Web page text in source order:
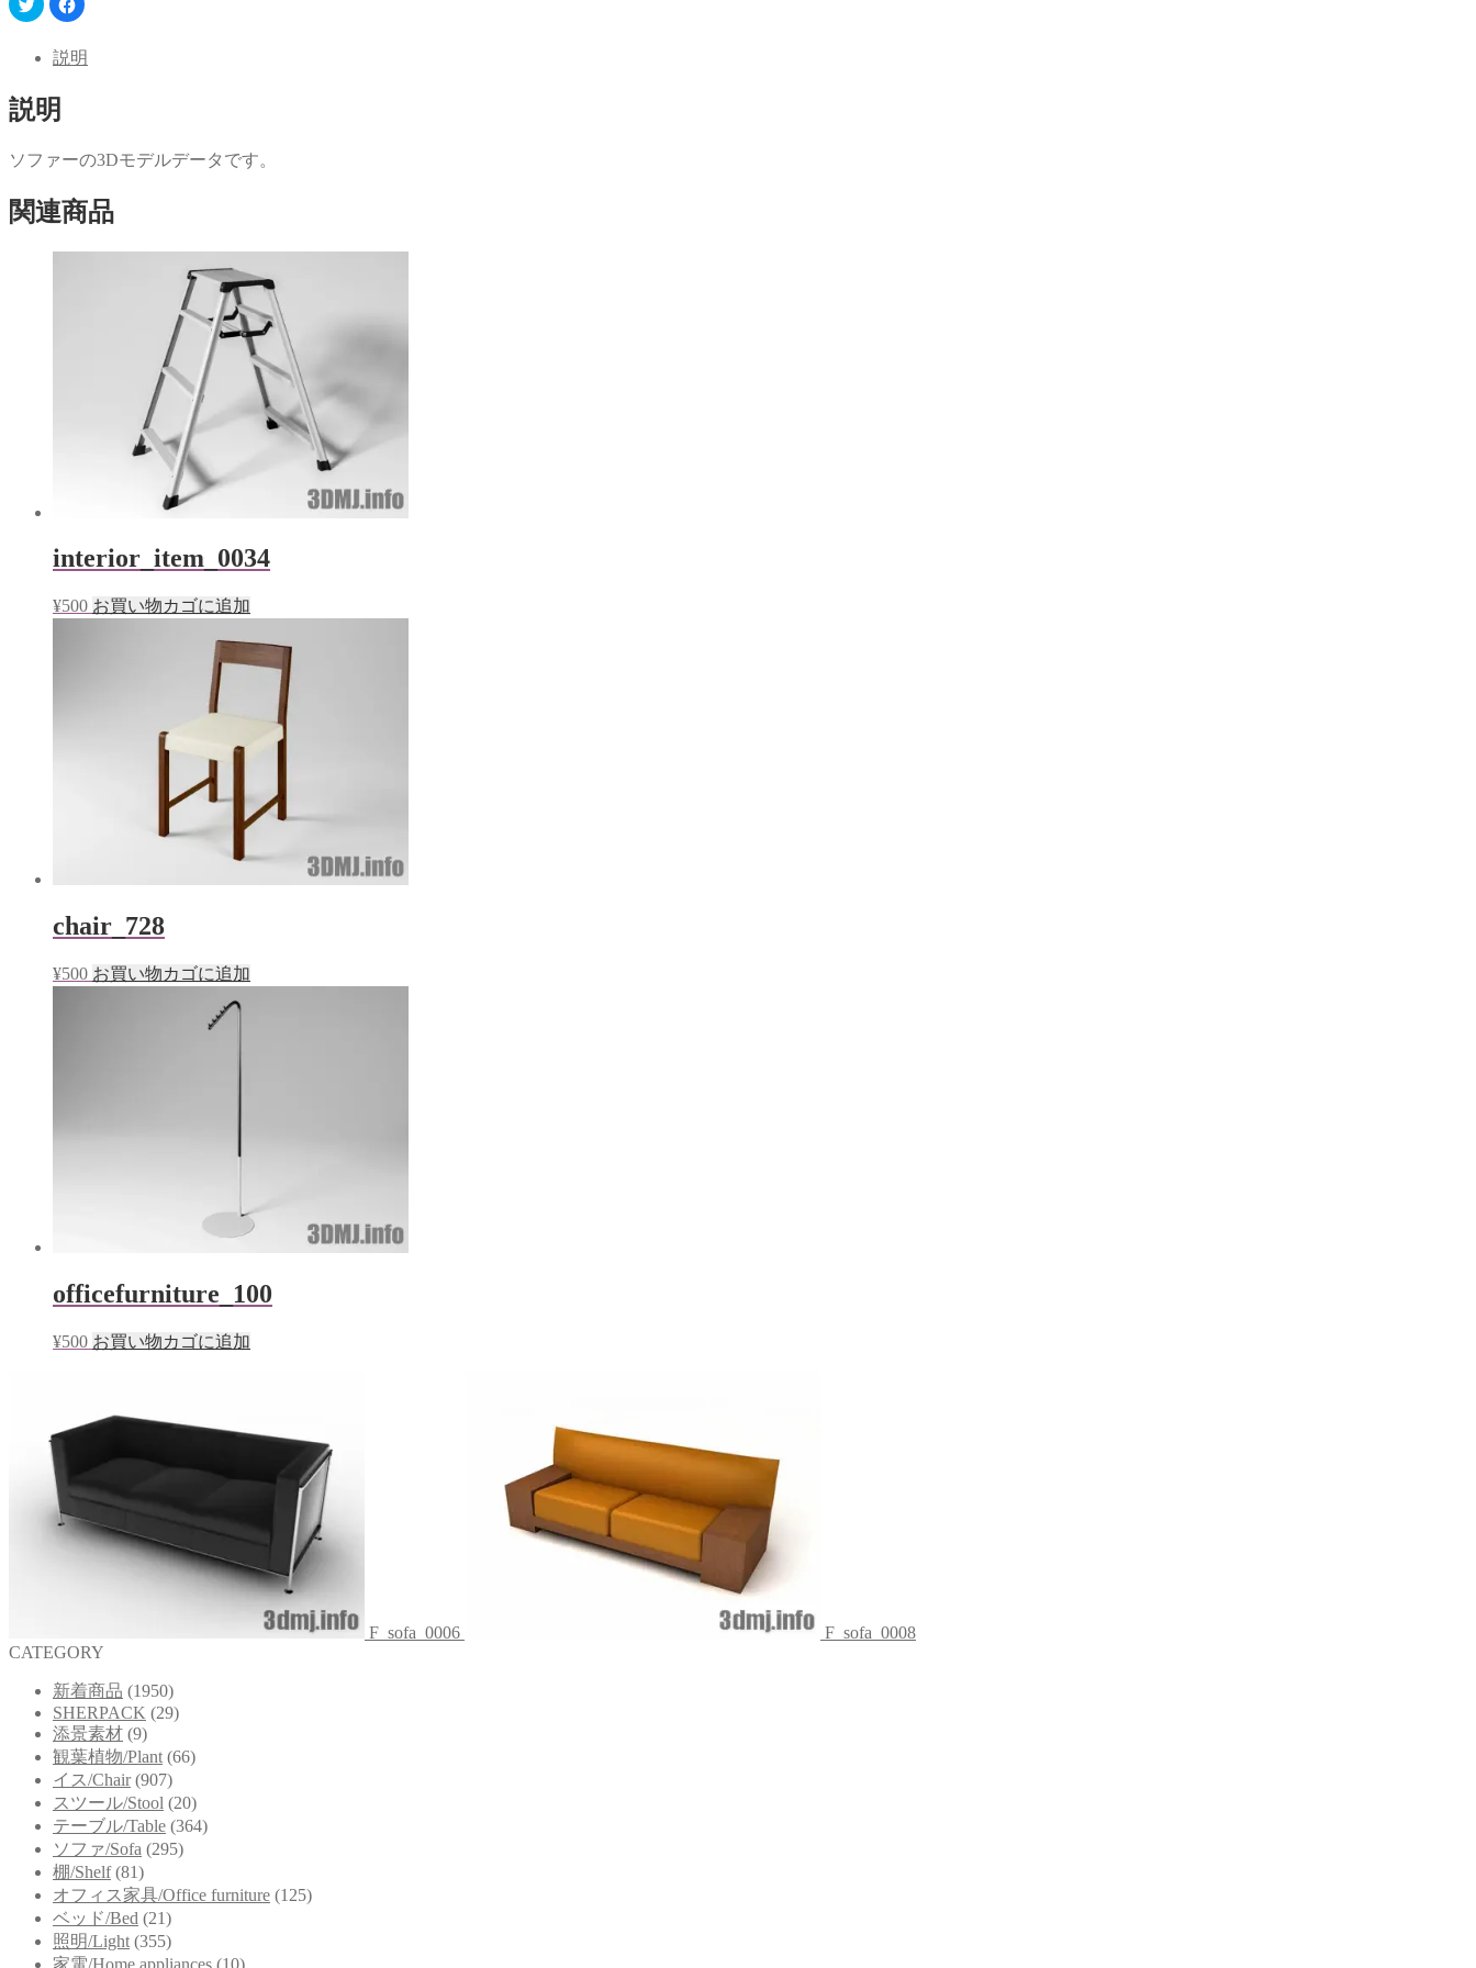
リ
し
て
で
共
有
い
ン
ド
ウ
で
す
る
し
て
だ
さ
い
し
説明
説明
ソファーの3Dモデルデータです。
関連商品
interior_item_0034
¥500 お買い物カゴに追加
chair_728
¥500 お買い物カゴに追加
officefurniture_100
¥500 お買い物カゴに追加
F_sofa_0006
F_sofa_0008
CATEGORY
新着商品 (1950)
SHERPACK (29)
添景素材 (9)
観葉植物/Plant (66)
イス/Chair (907)
スツール/Stool (20)
テーブル/Table (364)
ソファ/Sofa (295)
棚/Shelf (81)
オフィス家具/Office furniture (125)
ベッド/Bed (21)
照明/Light (355)
家電/Home appliances (10)